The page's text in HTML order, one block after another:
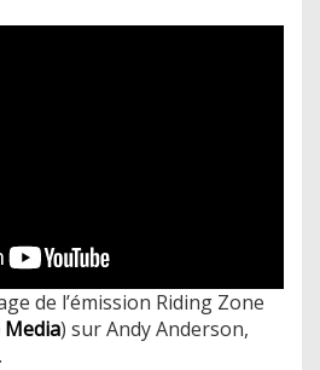
de l’émission Riding Zone
Media) sur Andy Anderson,